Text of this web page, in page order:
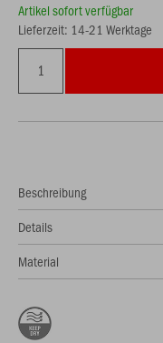
Artikel sofort verfügbar
Lieferzeit: 14-21 Werktage
Beschreibung
Details
Material